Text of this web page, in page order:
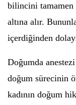
bilincini tamamen
altına alır.
içerdiğinden
Doğumda
doğum sürecinin
kadının doğum